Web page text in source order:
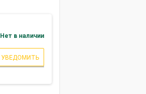
Нет в наличии
УВЕДОМИТЬ